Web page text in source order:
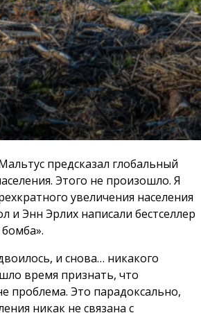
предсказал глобальный
Этого не произошло. Я
увеличения населения
и Энн Эрлих написали бестселлер
и снова… никакого
время признать, что
проблема. Это парадоксально,
никак не связана с